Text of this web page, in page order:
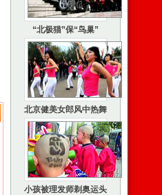
“北极猫”保“鸟巢”
北京健美女郎风中热舞
小孩被理发师剃奥运头